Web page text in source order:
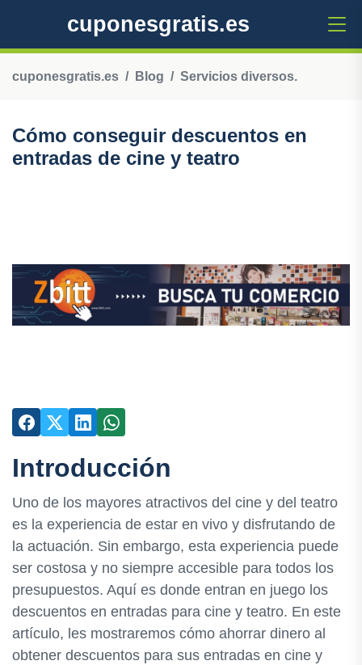
cuponesgratis.es
cuponesgratis.es Blog Servicios diversos.
Cómo conseguir descuentos en
entradas de cine y teatro
Introducción
Uno de los mayores atractivos del cine y del teatro
es la experiencia de estar en vivo y disfrutando de
la actuación. Sin embargo, esta experiencia puede
ser costosa y no siempre accesible para todos los
presupuestos. Aquí es donde entran en juego los
descuentos en entradas para cine y teatro. En este
artículo, les mostraremos cómo ahorrar dinero al
obtener descuentos para sus entradas en cine y